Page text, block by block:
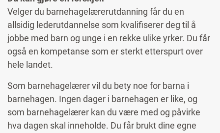
Velger du barnehagelærerutdanning får du en
allsidig lederutdannelse som kvalifiserer deg til å
jobbe med barn og unge i en rekke ulike yrker. Du får
også en kompetanse som er sterkt etterspurt over
hele landet.
Som barnehagelærer vil du bety noe for barna i
barnehagen. Ingen dager i barnehagen er like, og
som barnehagelærer kan du være med og påvirke
hva dagen skal inneholde. Du får brukt dine egne